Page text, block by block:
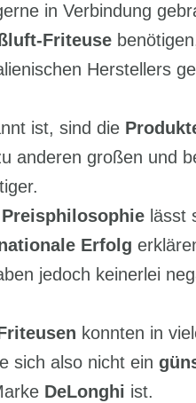
in Verbindung
Friteuse
Herstellers
ist, sind die
anderen großen und
Preisphilosophie lässt
Erfolg
jedoch keinerlei
konnten in
sich also nicht ein
DeLonghi ist.